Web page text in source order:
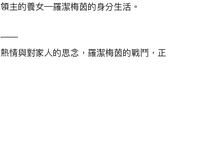
主的養女—羅潔梅茵的身分生活。
——
情與對家人的思念，羅潔梅茵的戰鬥，正